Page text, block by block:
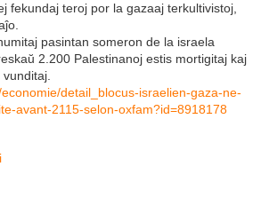
fekundaj teroj por la gazaaj terkultivistoj,
pasintan someron de la israela
2.200 Palestinanoj estis mortigitaj kaj
detail_blocus-israelien-gaza-ne-
avant-2115-selon-oxfam?id=8918178